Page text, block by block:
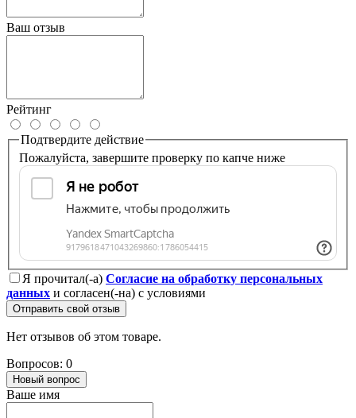
Ваш отзыв
Рейтинг
Подтвердите действие
Пожалуйста, завершите проверку по капче ниже
Я прочитал(-а) Согласие на обработку персональных
данных и согласен(-на) с условиями
Отправить свой отзыв
Нет отзывов об этом товаре.
Вопросов: 0
Новый вопрос
Ваше имя